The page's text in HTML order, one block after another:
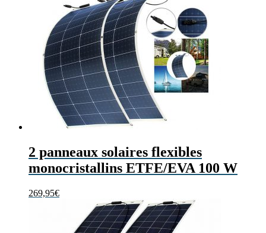
2 panneaux solaires flexibles
monocristallins ETFE/EVA 100 W
269,95€